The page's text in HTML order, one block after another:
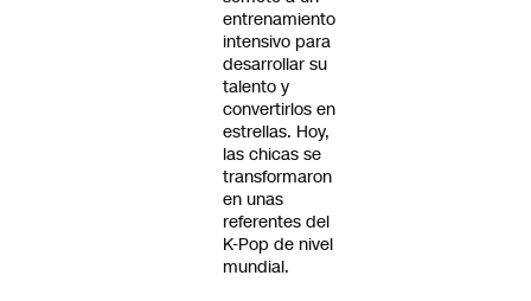
entrenamiento
intensivo para
desarrollar su
talento y
convertirlos en
estrellas. Hoy,
las chicas se
transformaron
en unas
referentes del
K-Pop de nivel
mundial.